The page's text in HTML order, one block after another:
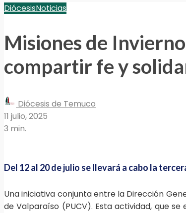
DiócesisNoticias
Misiones de
compartir fe y
Diócesis de Temuco
11 julio, 2025
3 min.
Del 12 al 20 de julio se llevará a cabo la
Una iniciativa conjunta entre la Dirección
de Valparaíso (PUCV). Esta actividad, que